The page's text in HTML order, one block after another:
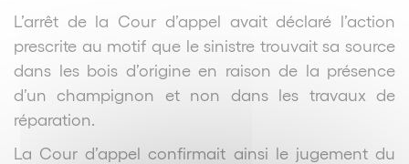
L’arrêt de la Cour d’appel avait déclaré l’action
prescrite au motif que le sinistre trouvait sa source
dans les bois d’origine en raison de la présence
d’un champignon et non dans les travaux de
réparation.
La Cour d’appel confirmait ainsi le jugement du